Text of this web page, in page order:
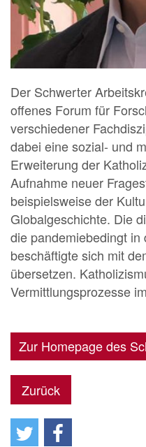
Der Schwerter
offenes Forum für
verschiedener
dabei eine sozial- und
Erweiterung der
Aufnahme neuer
beispielsweise der
Globalgeschichte. Die
die pandemiebedingt
beschäftigte sich mit
übersetzen.
Vermittlungsprozesse
Zur Homepage des
Zurück